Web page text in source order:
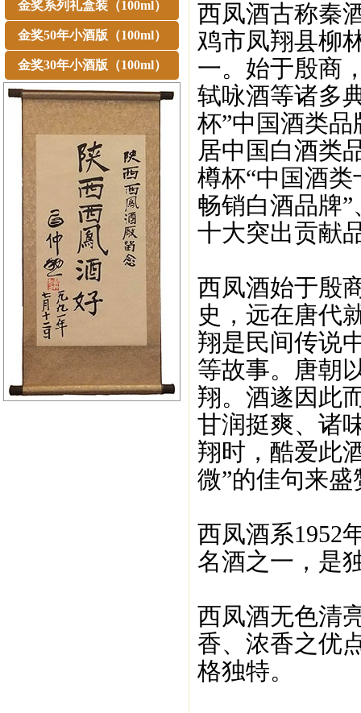
金奖系列礼盒装（100ml）
金奖50年小酒版（100ml）
金奖30年小酒版（100ml）
西凤酒古称秦
鸡市凤翔县柳
一。始于殷商
轼咏酒等诸多
杯”中国酒类
居中国白酒类
樽杯“中国酒
畅销白酒品牌
十大突出贡献
西凤酒始于殷
史，远在唐代
翔是民间传说
等故事。唐朝
翔。酒遂因此
甘润挺爽、诸
翔时，酷爱此
微”的佳句来
西凤酒系1952
名酒之一，是
西凤酒无色清
香、浓香之优
格独特。